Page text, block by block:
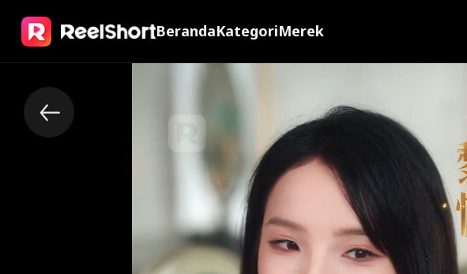
BerandaKategoriMerek